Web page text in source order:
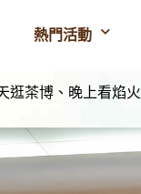
熱門活動
逛茶博、晚上看焰火